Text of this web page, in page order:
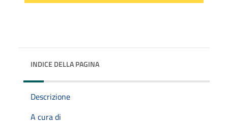
INDICE DELLA PAGINA
Descrizione
A cura di